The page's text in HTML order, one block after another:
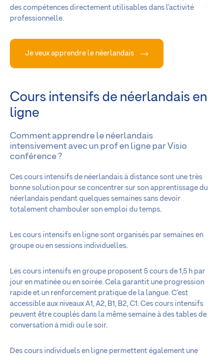
des compétences directement utilisables dans l’activité
professionnelle.
Je veux apprendre le néerlandais
Cours intensifs de néerlandais en
ligne
Comment apprendre le néerlandais
intensivement avec un prof en ligne par Visio
conférence ?
Ces cours intensifs de néerlandais à distance sont une très
bonne solution pour se concentrer sur son apprentissage du
néerlandais pendant quelques semaines sans devoir
totalement chambouler son emploi du temps.
Les cours intensifs en ligne sont organisés par semaines en
groupe ou en sessions individuelles.
Les cours intensifs en groupe proposent 5 cours de 1,5 h par
jour en matinée ou en soirée. Cela garantit une progression
rapide et un renforcement pratique de la langue. C’est
accessible aux niveaux A1, A2, B1, B2, C1. Ces cours intensifs
peuvent être couplés dans la même semaine à des tables de
conversation à midi ou le soir.
Des cours individuels en ligne permettent également une